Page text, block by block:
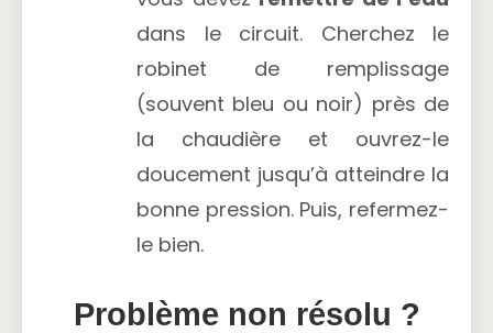
dans le circuit. Cherchez le
robinet de remplissage
(souvent bleu ou noir) près de
la chaudière et ouvrez-le
doucement jusqu’à atteindre la
bonne pression. Puis, refermez-
le bien.
Problème non résolu ?